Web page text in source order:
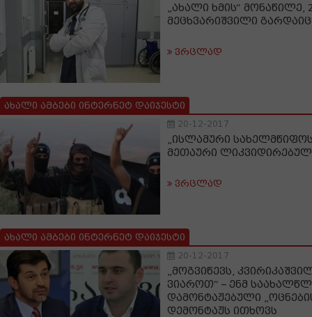
„ახალი ხმის“
მეცხვარიშვილი
ვრცლად
ახალი ამბები ინტერნეტ დაიჯესტი
20-12-2017
„ისლამური
მეთაური
ვრცლად
ახალი ამბები ინტერნეტ დაიჯესტი
20-12-2017
„მოგვიწევს,
ვიაროთ“ – ენმ
დამონტაჟებული
დემონტაჟს ითხოვს